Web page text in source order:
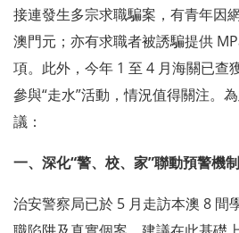
接連發生多宗求職騙案，有青年因
澳門元；亦有求職者被誘騙提供
項。此外，今年 1 至 4 月海關已查
參與“走水”活動，情況值得關注。
議：
一、深化“警、校、家”聯動預警機制
治安警察局已於 5 月走訪本澳 8 間